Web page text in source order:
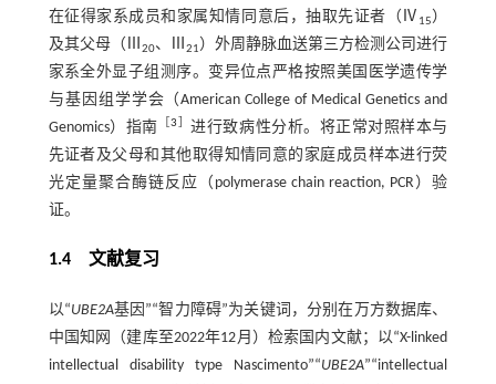
在征得家系成员和家属知情同意后，抽取先证者（Ⅳ 15）
及其父母（Ⅲ20、Ⅲ21）外周静脉血送第三方检测公司进行
家系全外显子组测序。变异位点严格按照美国医学遗传学
与基因组学学会（American College of Medical Genetics and
Genomics）指南
［3 ］进行致病性分析。将正常对照样本与
先证者及父母和其他取得知情同意的家庭成员样本进行荧
光定量聚合酶链反应（polymerase chain reaction, PCR）验
证。
1.4 文献复习
以“UBE2A基因”“智力障碍”为关键词，分别在万方数据库、
中国知网（建库至2022年12月）检索国内文献；以“X-linked
intellectual disability type Nascimento”“UBE2A”“intellectual